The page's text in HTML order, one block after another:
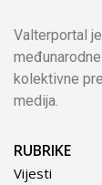
Valterportal
kolektivne
medija.
RUBRIKE
Vijesti